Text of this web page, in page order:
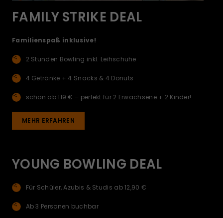
FAMILY STRIKE DEAL
Familienspaß inklusive!
2 Stunden Bowling inkl. Leihschuhe
4 Getränke + 4 Snacks & 4 Donuts
schon ab 119 € – perfekt für 2 Erwachsene + 2 Kinder!
MEHR ERFAHREN
YOUNG BOWLING DEAL
Für Schüler, Azubis & Studis ab 12,90 €
Ab 3 Personen buchbar